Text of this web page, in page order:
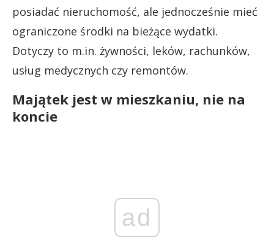
posiadać nieruchomość, ale jednocześnie mieć
ograniczone środki na bieżące wydatki.
Dotyczy to m.in. żywności, leków, rachunków,
usług medycznych czy remontów.
Majątek jest w mieszkaniu, nie na
koncie
ad